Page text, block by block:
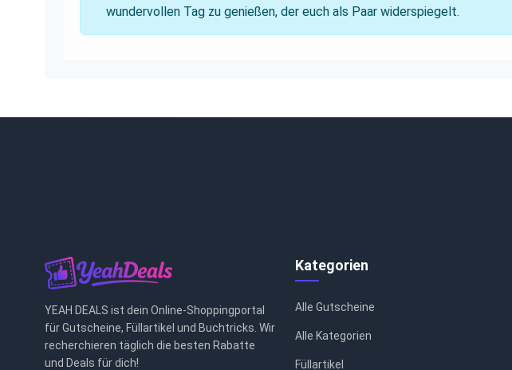
wundervollen Tag zu genießen, der euch als Paar widerspiegelt.
YEAH DEALS ist dein Online-Shoppingportal
für Gutscheine, Füllartikel und Buchtricks. Wir
recherchieren täglich die besten Rabatte
und Deals für dich!
Kategorien
Alle Gutscheine
Alle Kategorien
Füllartikel